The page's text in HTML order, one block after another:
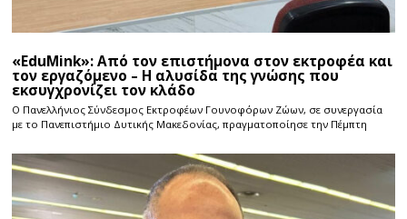
«EduMink»: Από τον επιστήμονα στον εκτροφέα και
τον εργαζόμενο – Η αλυσίδα της γνώσης που
εκσυγχρονίζει τον κλάδο
Ο Πανελλήνιος Σύνδεσμος Εκτροφέων Γουνοφόρων Ζώων, σε συνεργασία
με το Πανεπιστήμιο Δυτικής Μακεδονίας, πραγματοποίησε την Πέμπτη